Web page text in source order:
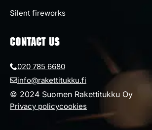
© 2024 Suomen Rakettitukku Oy
Privacy policycookies
Silent fireworks
CONTACT US
020 785 6680
info@rakettitukku.fi